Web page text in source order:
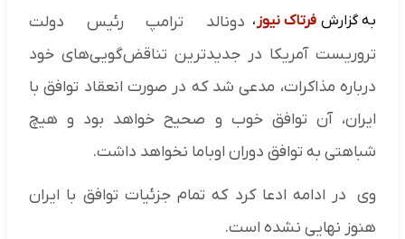
به گزارش فرتاک نیوز ، دونالد ترامپ رئیس دولت
تروریست آمریکا در جدیدترین تناقض‌گویی‌های خود
درباره مذاکرات، مدعی شد که در صورت انعقاد توافق با
ایران، آن توافق خوب و صحیح خواهد بود و هیچ
شباهتی به توافق دوران اوباما نخواهد داشت.
وی در ادامه ادعا کرد که تمام جزئیات توافق با ایران
هنوز نهایی نشده است.